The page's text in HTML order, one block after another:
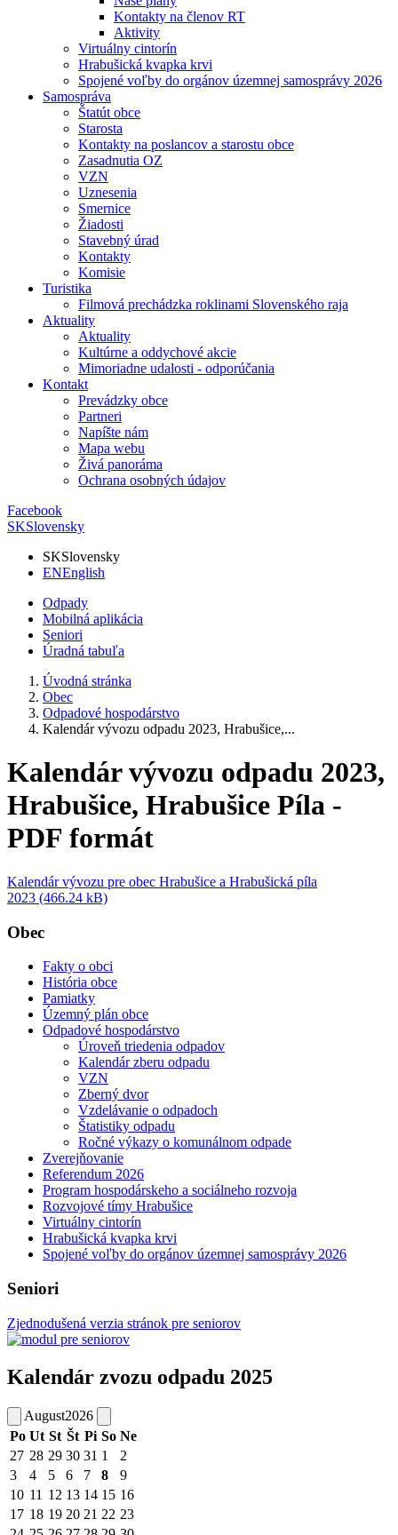
Kontakty na členov RT
Aktivity
Virtuálny cintorín
Hrabušická kvapka krvi
Spojené voľby do orgánov územnej samosprávy 2026
Samospráva
Štatút obce
Starosta
Kontakty na poslancov a starostu obce
Zasadnutia OZ
VZN
Uznesenia
Smernice
Žiadosti
Stavebný úrad
Kontakty
Komisie
Turistika
Filmová prechádzka roklinami Slovenského raja
Aktuality
Aktuality
Kultúrne a oddychové akcie
Mimoriadne udalosti - odporúčania
Kontakt
Prevádzky obce
Partneri
Napíšte nám
Mapa webu
Živá panoráma
Ochrana osobných údajov
Facebook
SKSlovensky
SKSlovensky
ENEnglish
Odpady
Mobilná aplikácia
Seniori
Úradná tabuľa
Úvodná stránka
Obec
Odpadové hospodárstvo
Kalendár vývozu odpadu 2023, Hrabušice,...
Kalendár vývozu odpadu 2023,
Hrabušice, Hrabušice Píla -
PDF formát
Kalendár vývozu pre obec Hrabušice a Hrabušická píla
2023 (466.24 kB)
Obec
Fakty o obci
História obce
Pamiatky
Územný plán obce
Odpadové hospodárstvo
Úroveň triedenia odpadov
Kalendár zberu odpadu
VZN
Zberný dvor
Vzdelávanie o odpadoch
Štatistiky odpadu
Ročné výkazy o komunálnom odpade
Zverejňovanie
Referendum 2026
Program hospodárskeho a sociálneho rozvoja
Rozvojové tímy Hrabušice
Virtuálny cintorín
Hrabušická kvapka krvi
Spojené voľby do orgánov územnej samosprávy 2026
Seniori
Zjednodušená verzia stránok pre seniorov
Kalendár zvozu odpadu 2025
August2026
Po Ut St Št Pi So Ne
27 28 29 30 31 1
2
3
4 5 6 7 8
9
10 11 12 13 14 15 16
17 18 19 20 21 22 23